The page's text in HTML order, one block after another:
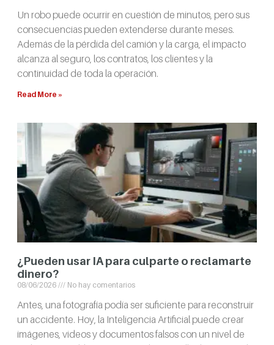
Un robo puede ocurrir en cuestión de minutos, pero sus
consecuencias pueden extenderse durante meses.
Además de la pérdida del camión y la carga, el impacto
alcanza al seguro, los contratos, los clientes y la
continuidad de toda la operación.
Read More »
¿Pueden usar IA para culparte o reclamarte
dinero?
08/06/2026 No hay comentarios
Antes, una fotografía podía ser suficiente para reconstruir
un accidente. Hoy, la Inteligencia Artificial puede crear
imágenes, videos y documentos falsos con un nivel de